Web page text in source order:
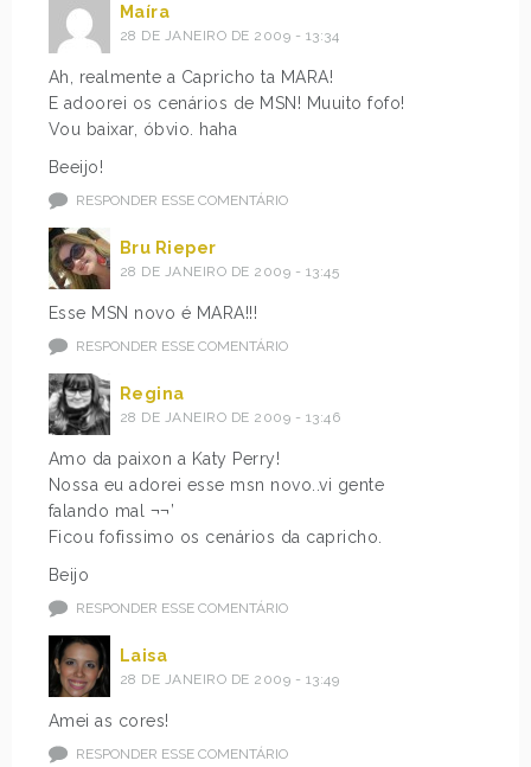
Maíra
28 DE JANEIRO DE 2009 - 13:34
Ah, realmente a Capricho ta MARA!
E adoorei os cenários de MSN! Muuito fofo!
Vou baixar, óbvio. haha
Beeijo!
RESPONDER ESSE COMENTÁRIO
Bru Rieper
28 DE JANEIRO DE 2009 - 13:45
Esse MSN novo é MARA!!!
RESPONDER ESSE COMENTÁRIO
Regina
28 DE JANEIRO DE 2009 - 13:46
Amo da paixon a Katy Perry!
Nossa eu adorei esse msn novo..vi gente
falando mal ¬¬’
Ficou fofissimo os cenários da capricho.
Beijo
RESPONDER ESSE COMENTÁRIO
Laisa
28 DE JANEIRO DE 2009 - 13:49
Amei as cores!
RESPONDER ESSE COMENTÁRIO